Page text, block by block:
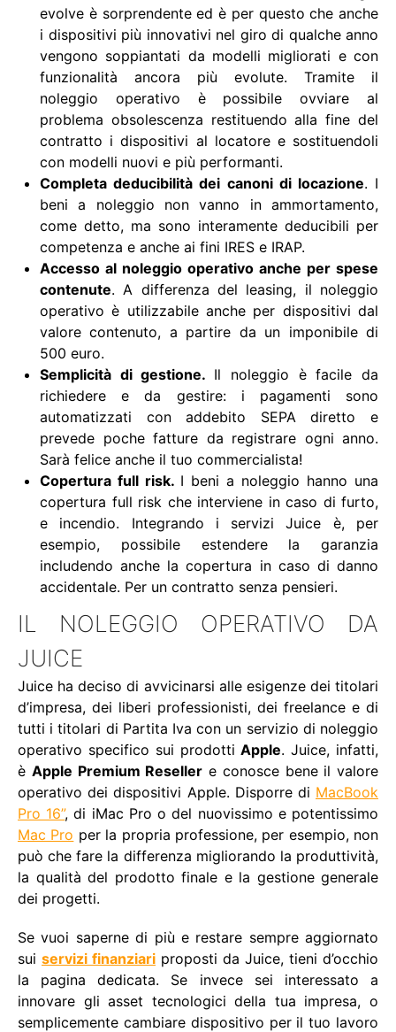
evolve è sorprendente ed è per questo che anche
i dispositivi più innovativi nel giro di qualche anno
vengono soppiantati da modelli migliorati e con
funzionalità ancora più evolute. Tramite il
noleggio operativo è possibile ovviare al
problema obsolescenza restituendo alla fine del
contratto i dispositivi al locatore e sostituendoli
con modelli nuovi e più performanti.
Completa deducibilità dei canoni di locazione. I
beni a noleggio non vanno in ammortamento,
come detto, ma sono interamente deducibili per
competenza e anche ai fini IRES e IRAP.
Accesso al noleggio operativo anche per spese
contenute. A differenza del leasing, il noleggio
operativo è utilizzabile anche per dispositivi dal
valore contenuto, a partire da un imponibile di
500 euro.
Semplicità di gestione. Il noleggio è facile da
richiedere e da gestire: i pagamenti sono
automatizzati con addebito SEPA diretto e
prevede poche fatture da registrare ogni anno.
Sarà felice anche il tuo commercialista!
Copertura full risk. I beni a noleggio hanno una
copertura full risk che interviene in caso di furto,
e incendio. Integrando i servizi Juice è, per
esempio, possibile estendere la garanzia
includendo anche la copertura in caso di danno
accidentale. Per un contratto senza pensieri.
IL NOLEGGIO OPERATIVO DA
JUICE
Juice ha deciso di avvicinarsi alle esigenze dei titolari
d’impresa, dei liberi professionisti, dei freelance e di
tutti i titolari di Partita Iva con un servizio di noleggio
operativo specifico sui prodottiApple. Juice, infatti,
è Apple Premium Reseller e conosce bene il valore
operativo dei dispositivi Apple. Disporre di MacBook
Pro 16”, di iMac Pro o del nuovissimo e potentissimo
Mac Pro per la propria professione, per esempio, non
può che fare la differenza migliorando la produttività,
la qualità del prodotto finale e la gestione generale
dei progetti.
Se vuoi saperne di più e restare sempre aggiornato
sui servizi finanziari proposti da Juice, tieni d’occhio
la pagina dedicata. Se invece sei interessato a
innovare gli asset tecnologici della tua impresa, o
semplicemente cambiare dispositivo per il tuo lavoro